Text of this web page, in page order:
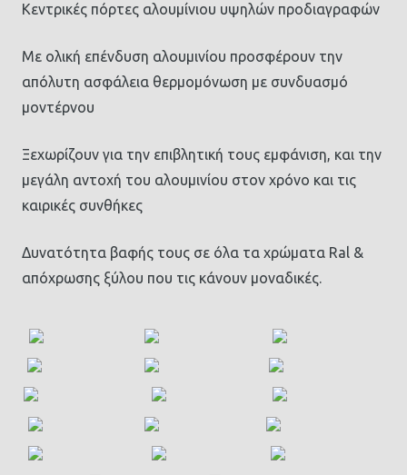
Κεντρικές πόρτες αλουμίνιου υψηλών προδιαγραφών
Με ολική επένδυση αλουμινίου προσφέρουν την
απόλυτη ασφάλεια θερμομόνωση με συνδυασμό
μοντέρνου
Ξεχωρίζουν για την επιβλητική τους εμφάνιση, και την
μεγάλη αντοχή του αλουμινίου στον χρόνο και τις
καιρικές συνθήκες
Δυνατότητα βαφής τους σε όλα τα χρώματα Ral &
απόχρωσης ξύλου που τις κάνουν μοναδικές.